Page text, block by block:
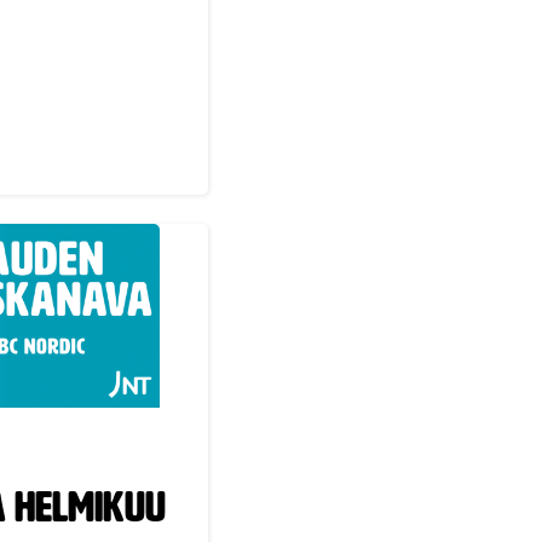
Minoltallemaaliskuu
helmikuu